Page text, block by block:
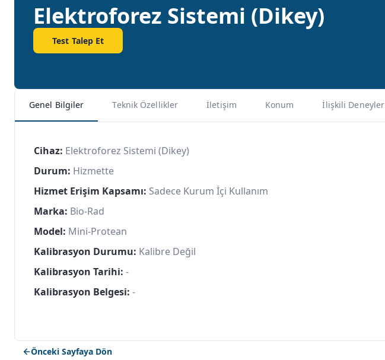
Elektroforez Sistemi (Dikey)
Test Talep Et
Genel Bilgiler Teknik Özellikler İletişim Konum İlişkili Deneyler
Cihaz: Elektroforez Sistemi (Dikey)
Durum: Hizmette
Hizmet Erişim Kapsamı: Sadece Kurum İçi Kullanım
Marka: Bio-Rad
Model: Mini-Protean
Kalibrasyon Durumu: Kalibre Değil
Kalibrasyon Tarihi: -
Kalibrasyon Belgesi: -
Önceki Sayfaya Dön